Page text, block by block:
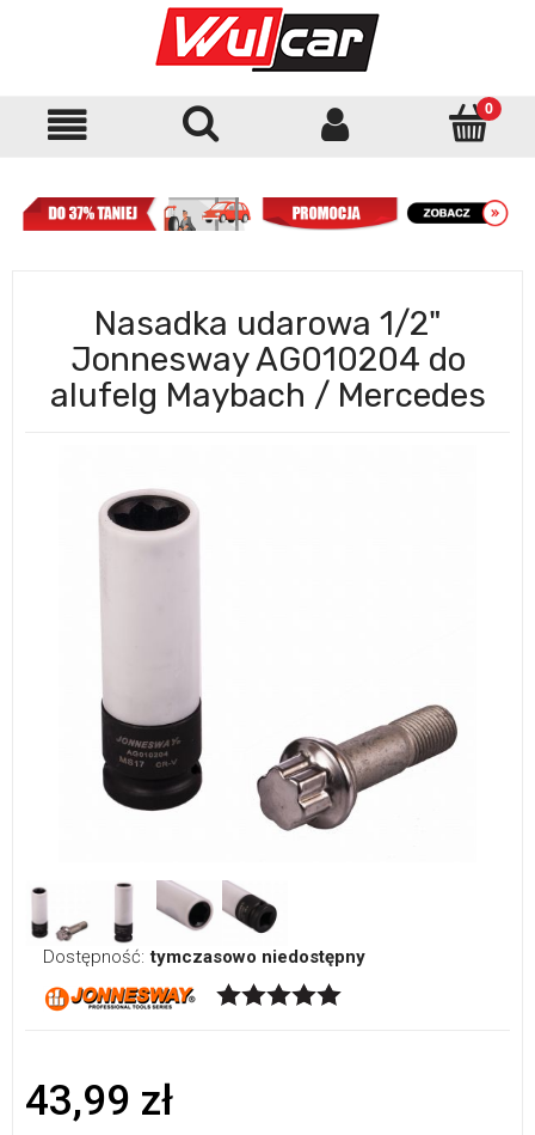
Nasadka udarowa 1/2"
Jonnesway AG010204 do
alufelg Maybach / Mercedes
Dostępność: tymczasowo niedostępny
43,99 zł